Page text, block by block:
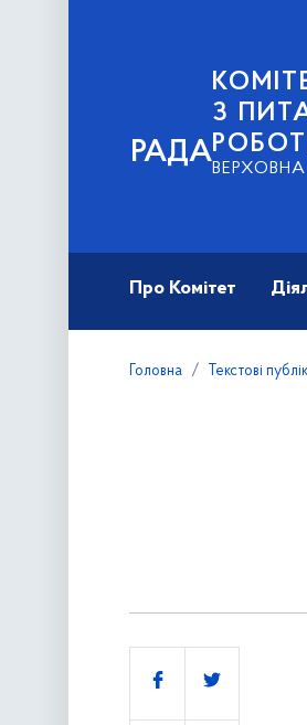
РАДА
З
Про Комітет
Головна Текстові
Поділитись